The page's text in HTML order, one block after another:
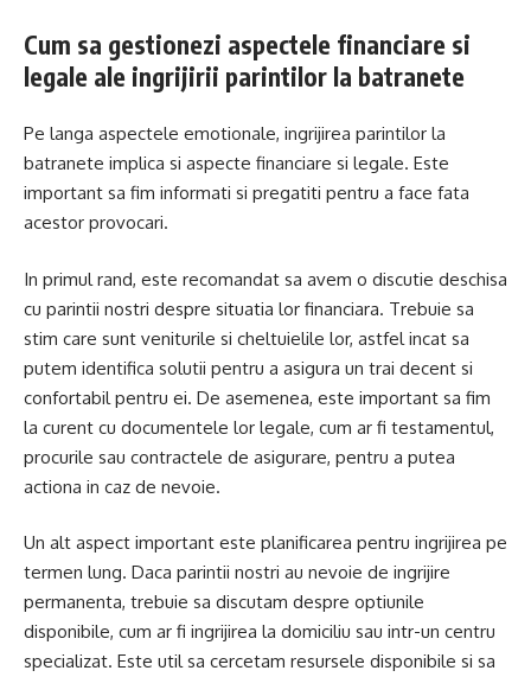
Cum sa gestionezi aspectele financiare si
legale ale ingrijirii parintilor la batranete
Pe langa aspectele emotionale, ingrijirea parintilor la
batranete implica si aspecte financiare si legale. Este
important sa fim informati si pregatiti pentru a face fata
acestor provocari.
In primul rand, este recomandat sa avem o discutie deschisa
cu parintii nostri despre situatia lor financiara. Trebuie sa
stim care sunt veniturile si cheltuielile lor, astfel incat sa
putem identifica solutii pentru a asigura un trai decent si
confortabil pentru ei. De asemenea, este important sa fim
la curent cu documentele lor legale, cum ar fi testamentul,
procurile sau contractele de asigurare, pentru a putea
actiona in caz de nevoie.
Un alt aspect important este planificarea pentru ingrijirea pe
termen lung. Daca parintii nostri au nevoie de ingrijire
permanenta, trebuie sa discutam despre optiunile
disponibile, cum ar fi ingrijirea la domiciliu sau intr-un centru
specializat. Este util sa cercetam resursele disponibile si sa